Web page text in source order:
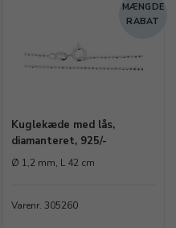
konfirmationstraditioner.
såsom ringe,
og perlestave,
til konfirmationsprojekter,
MÆNGDE
RABAT
Kuglekæde med lås,
diamanteret, 925/-
Ø 1,2 mm, L 42 cm
Varenr. 305260